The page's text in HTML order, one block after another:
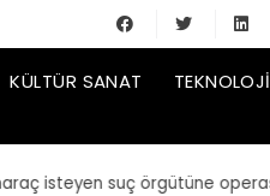
KÜLTÜR SANAT TEKNOLOJI
suç örgütüne